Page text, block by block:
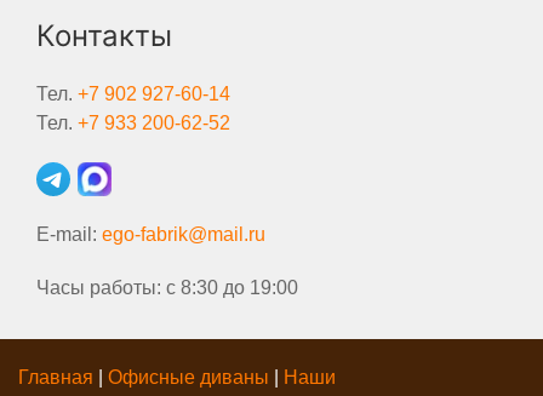
Контакты
Тел. +7 902 927-60-14
Тел. +7 933 200-62-52
E-mail: ego-fabrik@mail.ru
Часы работы: с 8:30 до 19:00
Главная Офисные диваны
Наши